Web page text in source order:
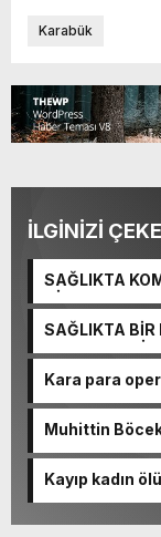
Karabük
İLGİNİZİ
SAĞLIKTA
NİHAT URUÇ
VURGUNU!
SAĞLIKTA BİR
MERKEZLERİ
Kara para
Muhittin
Kayıp kadın